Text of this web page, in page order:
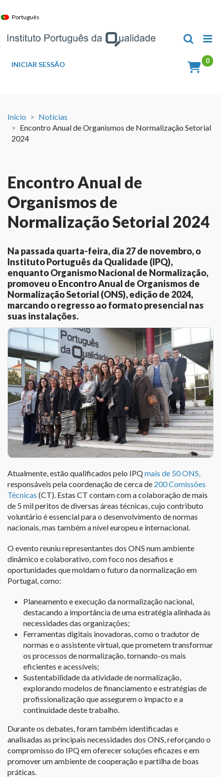
to
Português
INICIAR SESSÃO
Início
Notícias
Encontro Anual de Organismos de Normalização Setorial
2024
Encontro Anual de
Organismos de
Normalização Setorial 2024
Na passada quarta-feira, dia 27 de novembro, o
Instituto Português da Qualidade (IPQ),
enquanto Organismo Nacional de Normalização,
promoveu o Encontro Anual de Organismos de
Normalização Setorial (ONS), edição de 2024,
marcando o regresso ao formato presencial nas
suas instalações.
Atualmente, estão qualificados pelo IPQmais de 50 ONS,
responsáveis pela coordenação de cerca de 200 Comissões
Técnicas (CT). Estas CT contam com a colaboração de mais
de 5 mil peritos de diversas áreas técnicas, cujo contributo
voluntário é essencial para o desenvolvimento de normas
nacionais, mas também a nível europeu e internacional.
O evento reuniu representantes dos ONS num ambiente
dinâmico e colaborativo, com foco nos desafios e
oportunidades que moldam o futuro da normalização em
Portugal, como:
Planeamento e execução da normalização nacional,
destacando a importância de uma estratégia alinhada às
necessidades das organizações;
Ferramentas digitais inovadoras, como o tradutor de
normas e o assistente virtual, que prometem transformar
os processos de normalização, tornando-os mais
eficientes e acessíveis;
Sustentabilidade da atividade de normalização,
explorando modelos de financiamento e estratégias de
profissionalização que assegurem o impacto e a
continuidade deste trabalho.
Durante os debates, foram também identificadas e
analisadas as principais necessidades dos ONS, reforçando o
compromisso do IPQ em oferecer soluções eficazes e em
promover um ambiente de cooperação e partilha de boas
práticas.